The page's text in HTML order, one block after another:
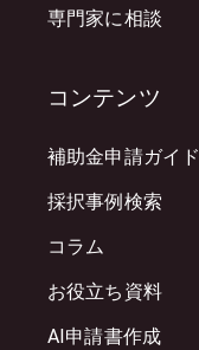
専門家に相談
コンテンツ
補助金申請ガイド
採択事例検索
コラム
お役立ち資料
AI申請書作成